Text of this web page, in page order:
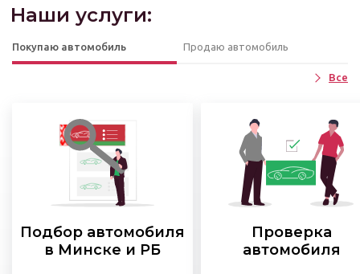
Наши услуги:
Покупаю автомобиль Продаю автомобиль
Все
Подбор автомобиля
в Минске и РБ
Проверка
автомобиля